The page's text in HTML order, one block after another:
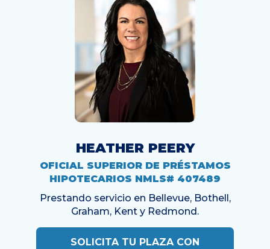
HEATHER PEERY
OFICIAL SUPERIOR DE PRÉSTAMOS
HIPOTECARIOS NMLS# 407489
Prestando servicio en Bellevue, Bothell,
Graham, Kent y Redmond.
SOLICITA TU PLAZA CON